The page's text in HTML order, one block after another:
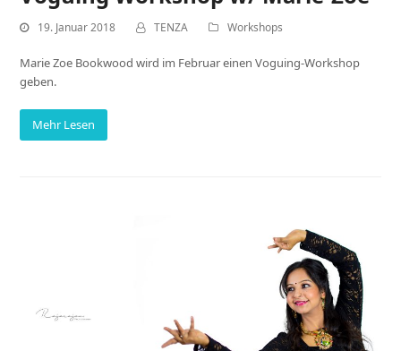
19. Januar 2018 TENZA Workshops
Marie Zoe Bookwood wird im Februar einen Voguing-Workshop
geben.
Mehr Lesen